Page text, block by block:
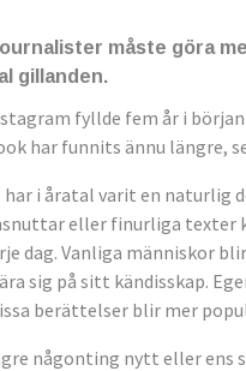
måste göra
gillanden.
fyllde fem år i
har funnits ännu längre,
har i åratal varit en naturlig
eller finurliga texter
dag. Vanliga människor
sig på sitt kändisskap.
berättelser blir mer
någonting nytt eller ens